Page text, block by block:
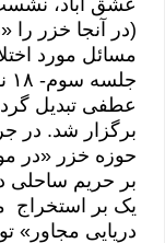
(در آنجا خزر را «
مسائل مورد
برگزار شد. در
حوزه خزر «در
دریایی مجاور»